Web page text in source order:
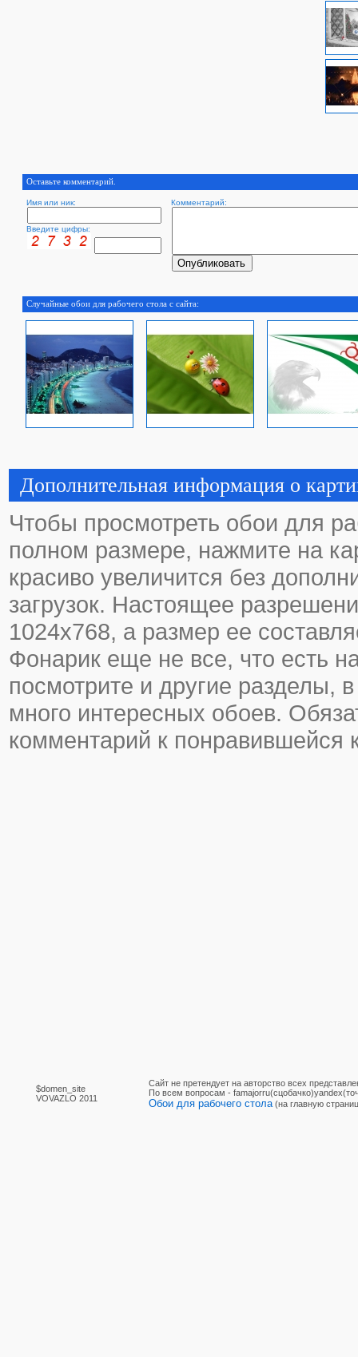
Оставьте комментарий.
Имя или ник: Комментарий:
Введите цифры:
Случайные обои для рабочего стола с сайта:
Дополнительная информация о
Чтобы просмотреть обои для
полном размере, нажмите на
красиво увеличится без
загрузок. Настоящее
1024х768, а размер ее
Фонарик еще не все, что есть
посмотрите и другие разделы,
много интересных обоев.
комментарий к понравившейся
$domen_site
VOVAZLO 2011
Сайт не претендует на авторство всех
По вcем вопросам -
Обои для рабочего стола (на главную